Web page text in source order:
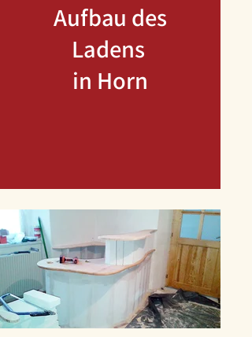
Aufbau des
Ladens
in Horn